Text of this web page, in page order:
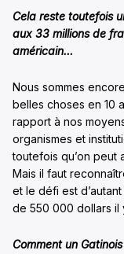
Cela reste toutefois
aux 33 millions de
américain…
Nous sommes
belles choses en 10
rapport à nos
organismes et
toutefois qu’on peut
Mais il faut
et le défi est
de 550 000 dollars il
Comment un